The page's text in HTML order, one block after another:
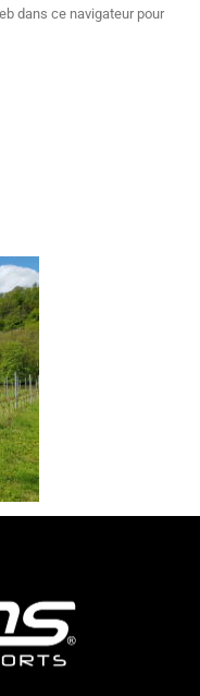
dans ce navigateur pour